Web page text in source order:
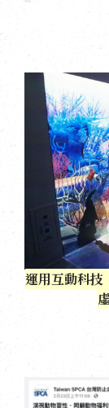
運用互動科